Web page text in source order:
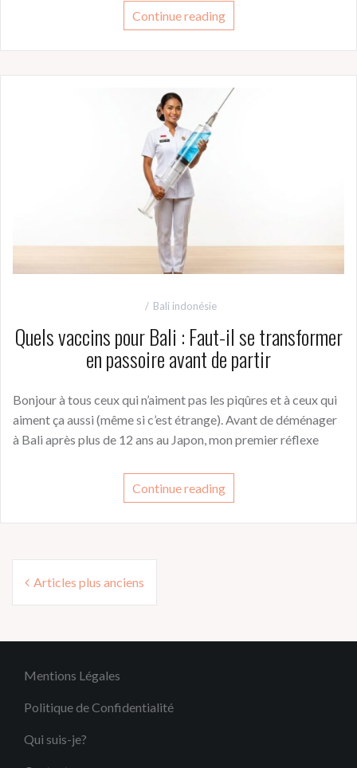
Continue reading
Bali indonésie
Quels vaccins pour Bali : Faut-il se transformer
en passoire avant de partir
Bonjour à tous ceux qui n’aiment pas les piqûres et à ceux qui
aiment ça aussi (même si c’est étrange). Avant de déménager
à Bali après plus de 12 ans au Japon, mon premier réflexe
Continue reading
Navigation
desArticles plus anciens
Mentions Légales
Politique de Confidentialité
Qui suis-je?